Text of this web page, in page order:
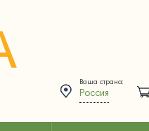
Ваша страна:
Россия